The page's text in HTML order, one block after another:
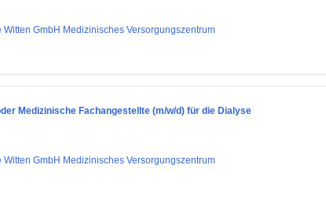
Witten GmbH Medizinisches Versorgungszentrum
Medizinische Fachangestellte (m/w/d) für die Dialyse
Witten GmbH Medizinisches Versorgungszentrum